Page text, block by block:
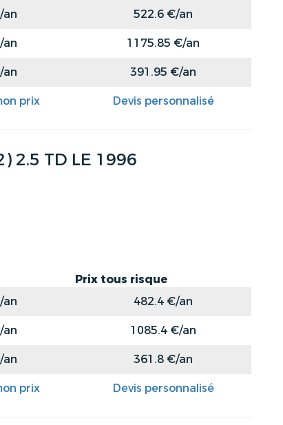
an
522.6 €/an
an
1175.85 €/an
an
391.95 €/an
prix Devis personnalisé
2.5 TD LE 1996
Prix tous risque
an
482.4 €/an
an
1085.4 €/an
an
361.8 €/an
prix Devis personnalisé